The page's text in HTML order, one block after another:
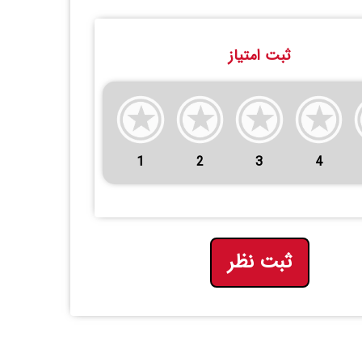
ثبت امتیاز
1 2 3 4
ثبت نظر